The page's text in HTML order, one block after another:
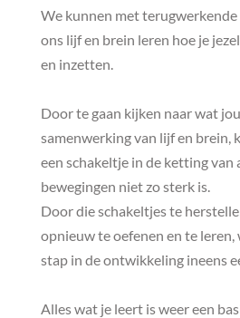
We kunnen met terugwerkende
ons lijf en brein leren hoe je
en inzetten.
Door te gaan kijken naar wat
samenwerking van lijf en brein,
een schakeltje in de ketting van
bewegingen niet zo sterk is.
Door die schakeltjes te
opnieuw te oefenen en te
stap in de ontwikkeling ineens
Alles wat je leert is weer een